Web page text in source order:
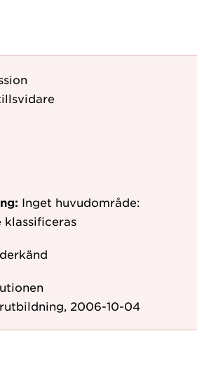
Inget huvudområde:
klassificeras
2006-10-04